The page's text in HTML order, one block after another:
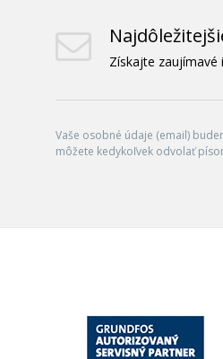
Získajte zaujímavé
Vaše osobné údaje (email)
môžete kedykoľvek odvolať